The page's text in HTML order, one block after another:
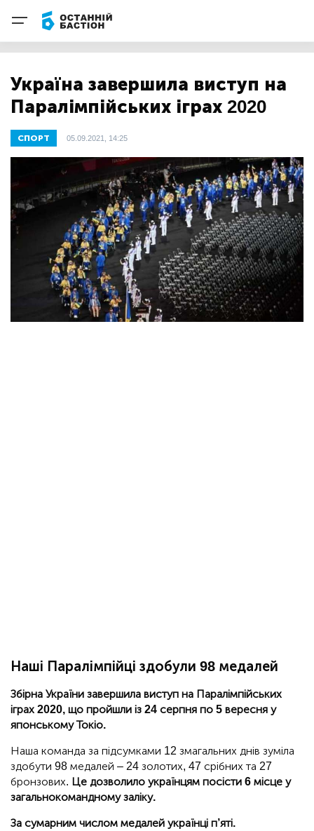
Україна завершила виступ на
Паралімпійських іграх 2020
СПОРТ 05.09.2021, 14:25
Наші Паралімпійці здобули 98 медалей
Збірна України завершила виступ на Паралімпійських
іграх 2020, що пройшли із 24 серпня по 5 вересня у
японському Токіо.
Наша команда за підсумками 12 змагальних днів зуміла
здобути 98 медалей – 24 золотих, 47 срібних та 27
бронзових. Це дозволило українцям посісти 6 місце у
загальнокомандному заліку.
За сумарним числом медалей українці п’яті.